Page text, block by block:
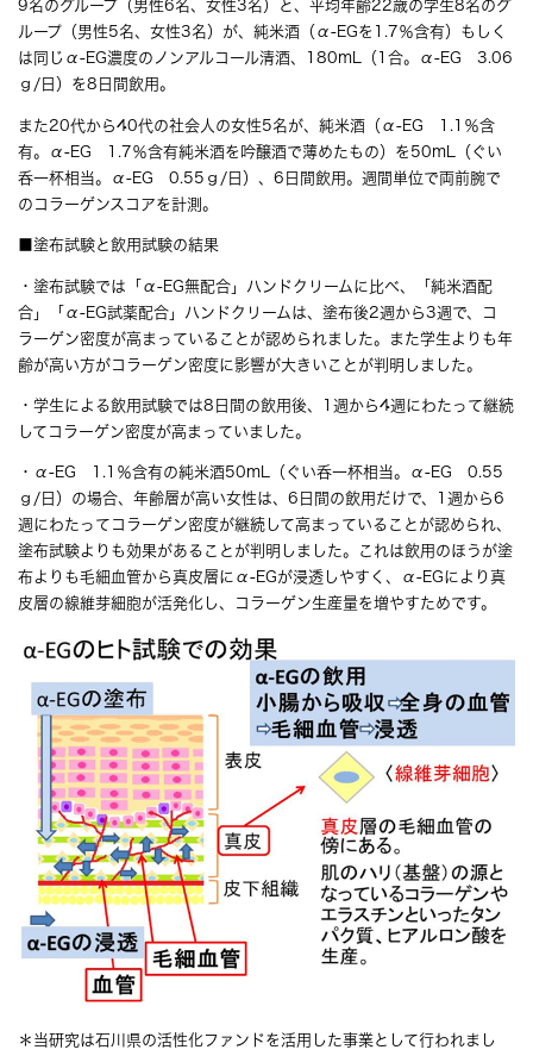
9名のグループ（男性6名、女性3名）と、平均年齢22歳の学生8名のグ
ループ（男性5名、女性3名）が、純米酒（α-EGを1.7％含有）もしく
は同じα-EG濃度のノンアルコール清酒、180mL（1合。α-EG 3.06
ｇ/日）を8日間飲用。
また20代から40代の社会人の女性5名が、純米酒（α-EG 1.1％含
有。α-EG 1.7％含有純米酒を吟醸酒で薄めたもの）を50mL（ぐい
呑一杯相当。α-EG 0.55ｇ/日）、6日間飲用。週間単位で両前腕で
のコラーゲンスコアを計測。
■塗布試験と飲用試験の結果
・塗布試験では「α-EG無配合」ハンドクリームに比べ、「純米酒配
合」「α-EG試薬配合」ハンドクリームは、塗布後2週から3週で、コ
ラーゲン密度が高まっていることが認められました。また学生よりも年
齢が高い方がコラーゲン密度に影響が大きいことが判明しました。
・学生による飲用試験では8日間の飲用後、1週から4週にわたって継続
してコラーゲン密度が高まっていました。
・α-EG 1.1％含有の純米酒50mL（ぐい呑一杯相当。α-EG 0.55
ｇ/日）の場合、年齢層が高い女性は、6日間の飲用だけで、1週から6
週にわたってコラーゲン密度が継続して高まっていることが認められ、
塗布試験よりも効果があることが判明しました。これは飲用のほうが塗
布よりも毛細血管から真皮層にα-EGが浸透しやすく、α-EGにより真
皮層の線維芽細胞が活発化し、コラーゲン生産量を増やすためです。
＊当研究は石川県の活性化ファンドを活用した事業として行われまし